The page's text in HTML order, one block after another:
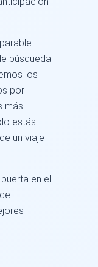
búsqueda
los
por
más
estás
un viaje
en el